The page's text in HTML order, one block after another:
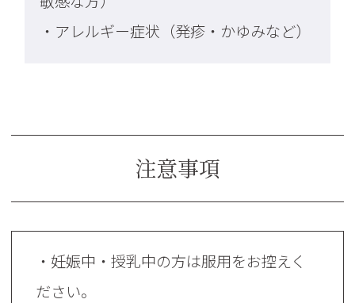
・アレルギー症状（発疹・かゆみなど）
注意事項
・妊娠中・授乳中の方は服用をお控えく
ださい。